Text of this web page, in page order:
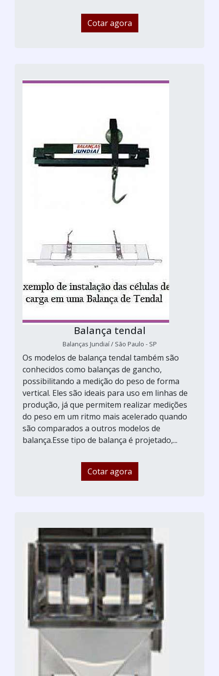
Cotar agora
Balança tendal
Balanças Jundiaí / São Paulo - SP
Os modelos de balança tendal também são
conhecidos como balanças de gancho,
possibilitando a medição do peso de forma
vertical. Eles são ideais para uso em linhas de
produção, já que permitem realizar medições
do peso em um ritmo mais acelerado quando
são comparados a outros modelos de
balança.Esse tipo de balança é projetado,...
Cotar agora